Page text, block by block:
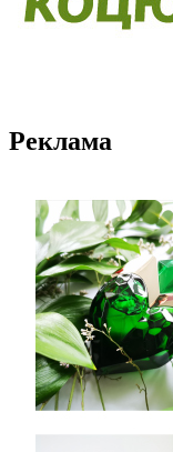
Реклама